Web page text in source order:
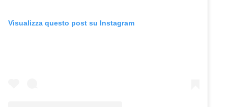
Visualizza questo post su Instagram